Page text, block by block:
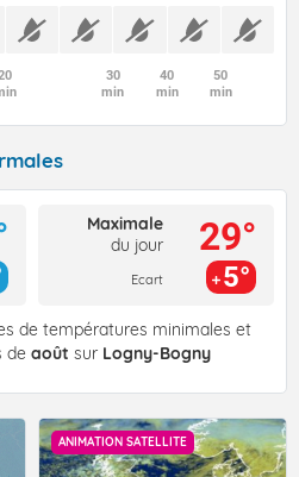
30
min
40
min
50
min
Maximale
du jour
Ecart
29°
5°
de températures minimales et
de août sur Logny-Bogny
ANIMATION SATELLITE